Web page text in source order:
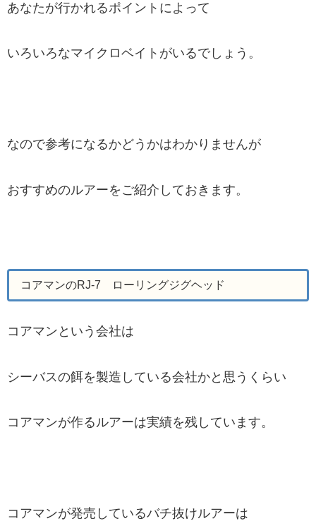
あなたが行かれるポイントによって
いろいろなマイクロベイトがいるでしょう。
なので参考になるかどうかはわかりませんが
おすすめのルアーをご紹介しておきます。
コアマンのRJ-7 ローリングジグヘッド
コアマンという会社は
シーバスの餌を製造している会社かと思うくらい
コアマンが作るルアーは実績を残しています。
コアマンが発売しているバチ抜けルアーは